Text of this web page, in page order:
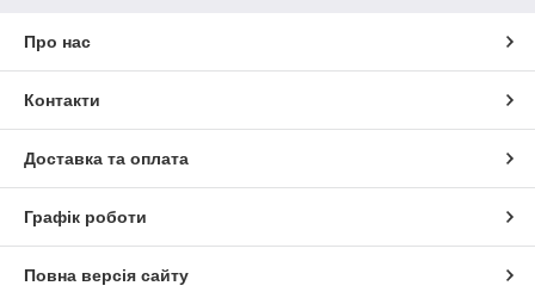
Про нас
Контакти
Доставка та оплата
Графік роботи
Повна версія сайту